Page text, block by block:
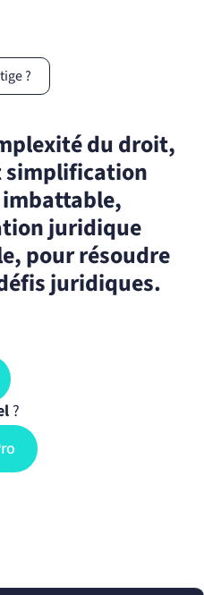
?
du droit,
simplification
juridique
pour résoudre
juridiques.
?